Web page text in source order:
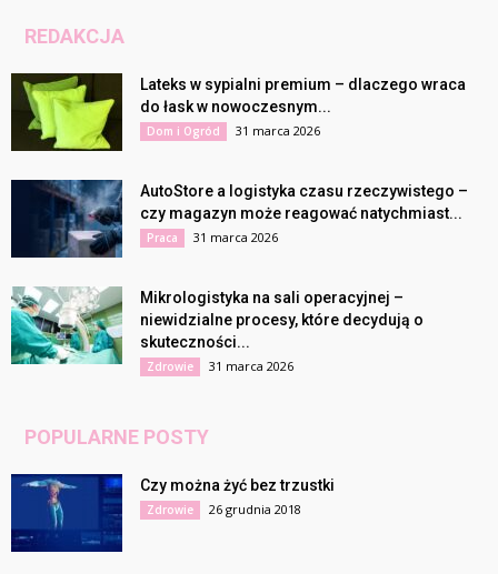
REDAKCJA
Lateks w sypialni premium – dlaczego wraca
do łask w nowoczesnym...
Dom i Ogród 31 marca 2026
AutoStore a logistyka czasu rzeczywistego –
czy magazyn może reagować natychmiast...
Praca 31 marca 2026
Mikrologistyka na sali operacyjnej –
niewidzialne procesy, które decydują o
skuteczności...
Zdrowie 31 marca 2026
POPULARNE POSTY
Czy można żyć bez trzustki
Zdrowie 26 grudnia 2018